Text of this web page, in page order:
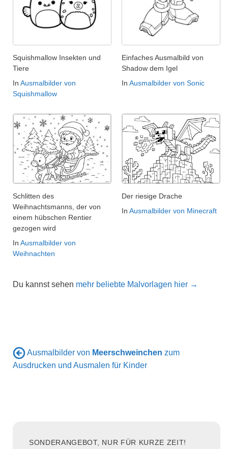
Squishmallow Insekten und
Tiere
In Ausmalbilder von
Squishmallow
Einfaches Ausmalbild von
Shadow dem Igel
In Ausmalbilder von Sonic
Schlitten des
Weihnachtsmanns, der von
einem hübschen Rentier
gezogen wird
In Ausmalbilder von
Weihnachten
Der riesige Drache
In Ausmalbilder von Minecraft
Du kannst sehen mehr beliebte Malvorlagen hier →
Ausmalbilder von Meerschweinchen zum
Ausdrucken und Ausmalen für Kinder
SONDERANGEBOT, NUR FÜR KURZE ZEIT!